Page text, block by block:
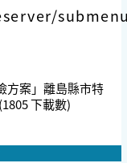
方案」離島縣市特
(1805 下載數)